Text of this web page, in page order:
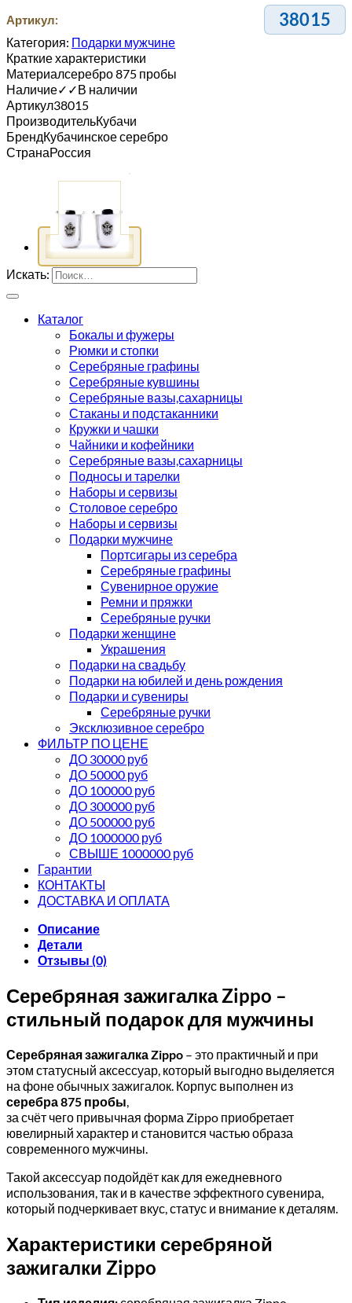
Артикул: 38015
Категория: Подарки мужчине
Краткие характеристики
Материалсеребро 875 пробы
Наличие✓ ✓В наличии
Артикул38015
ПроизводительКубачи
БрендКубачинское серебро
СтранаРоссия
Искать:
Каталог
Бокалы и фужеры
Рюмки и стопки
Серебряные графины
Серебряные кувшины
Серебряные вазы,сахарницы
Стаканы и подстаканники
Кружки и чашки
Чайники и кофейники
Серебряные вазы,сахарницы
Подносы и тарелки
Наборы и сервизы
Столовое серебро
Наборы и сервизы
Подарки мужчине
Портсигары из серебра
Серебряные графины
Сувенирное оружие
Ремни и пряжки
Серебряные ручки
Подарки женщине
Украшения
Подарки на свадьбу
Подарки на юбилей и день рождения
Подарки и сувениры
Серебряные ручки
Эксклюзивное серебро
ФИЛЬТР ПО ЦЕНЕ
ДО 30000 руб
ДО 50000 руб
ДО 100000 руб
ДО 300000 руб
ДО 500000 руб
ДО 1000000 руб
СВЫШЕ 1000000 руб
Гарантии
КОНТАКТЫ
ДОСТАВКА И ОПЛАТА
Описание
Детали
Отзывы (0)
Серебряная зажигалка Zippo –
стильный подарок для мужчины
Серебряная зажигалка Zippo – это практичный и при
этом статусный аксессуар, который выгодно выделяется
на фоне обычных зажигалок. Корпус выполнен из
серебра 875 пробы
за счёт чего привычная форма Zippo приобретает
ювелирный характер и становится частью образа
современного мужчины.
Такой аксессуар подойдёт как для ежедневного
использования, так и в качестве эффектного сувенира,
который подчеркивает вкус, статус и внимание к деталям.
Характеристики серебряной
зажигалки Zippo